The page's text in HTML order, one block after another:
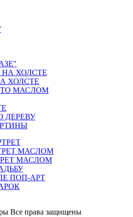
ХОЛСТЕ
ХОЛСТЕ
МАСЛОМ
ДЕРЕВУ
МАСЛОМ
МАСЛОМ
ПОП-АРТ
Все права защищены